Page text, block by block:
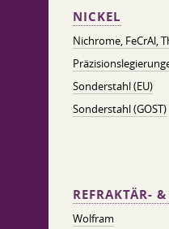
NICKEL
Nichrome, FeСrAl,
Sonderstahl (EU)
Sonderstahl (GOST)
REFRAKTÄR-
Wolfram